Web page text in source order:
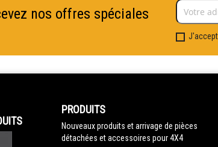
nos offres spéciales
PRODUITS
Nouveaux produits et arrivage de pièces
détachées et accessoires pour 4X4